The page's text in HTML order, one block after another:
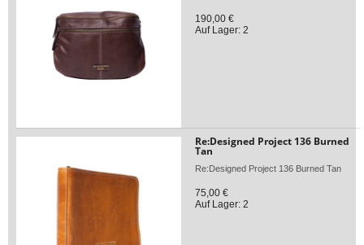
190,00 €
Auf Lager: 2
Re:Designed Project 136 Burned
Tan
Re:Designed Project 136 Burned Tan
75,00 €
Auf Lager: 2